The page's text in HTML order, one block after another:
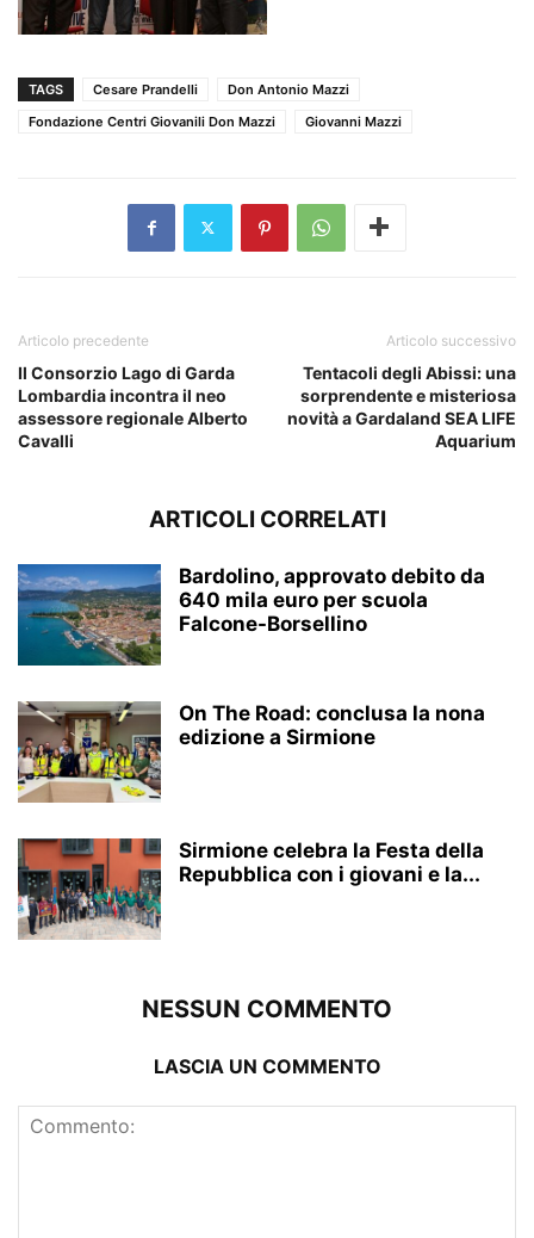
TAGS Cesare Prandelli
Don Antonio Mazzi
Fondazione Centri Giovanili Don Mazzi
Giovanni Mazzi
Articolo precedente
Il Consorzio Lago di Garda
Lombardia incontra il neo
assessore regionale Alberto
Cavalli
Articolo successivo
Tentacoli degli Abissi: una
sorprendente e misteriosa
novità a Gardaland SEA LIFE
Aquarium
ARTICOLI CORRELATI
Bardolino, approvato debito da
640 mila euro per scuola
Falcone-Borsellino
On The Road: conclusa la nona
edizione a Sirmione
Sirmione celebra la Festa della
Repubblica con i giovani e la...
NESSUN COMMENTO
LASCIA UN COMMENTO